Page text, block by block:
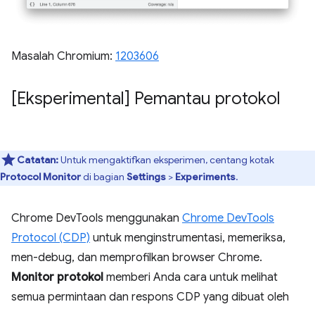
Masalah Chromium: 1203606
[Eksperimental] Pemantau protokol
Catatan:Untuk mengaktifkan eksperimen, centang kotak
Protocol Monitordi bagian Settings > Experiments.
Chrome DevTools menggunakan Chrome DevTools
Protocol (CDP) untuk menginstrumentasi, memeriksa,
men-debug, dan memprofilkan browser Chrome.
Monitor protokol memberi Anda cara untuk melihat
semua permintaan dan respons CDP yang dibuat oleh